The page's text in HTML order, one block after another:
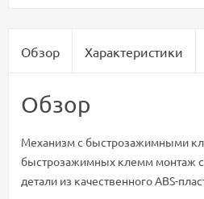
Обзор Характеристики
Обзор
Механизм с быстрозажимными
быстрозажимных клемм монтаж
детали из качественного ABS-